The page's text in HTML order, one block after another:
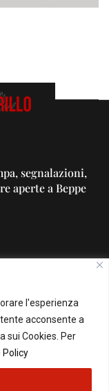
l'esperienza
acconsente a
sui Cookies. Per
Policy
segnalazioni,
aperte a Beppe
PUBBLICITA'
su questo Blog:
Reserved - Powered by